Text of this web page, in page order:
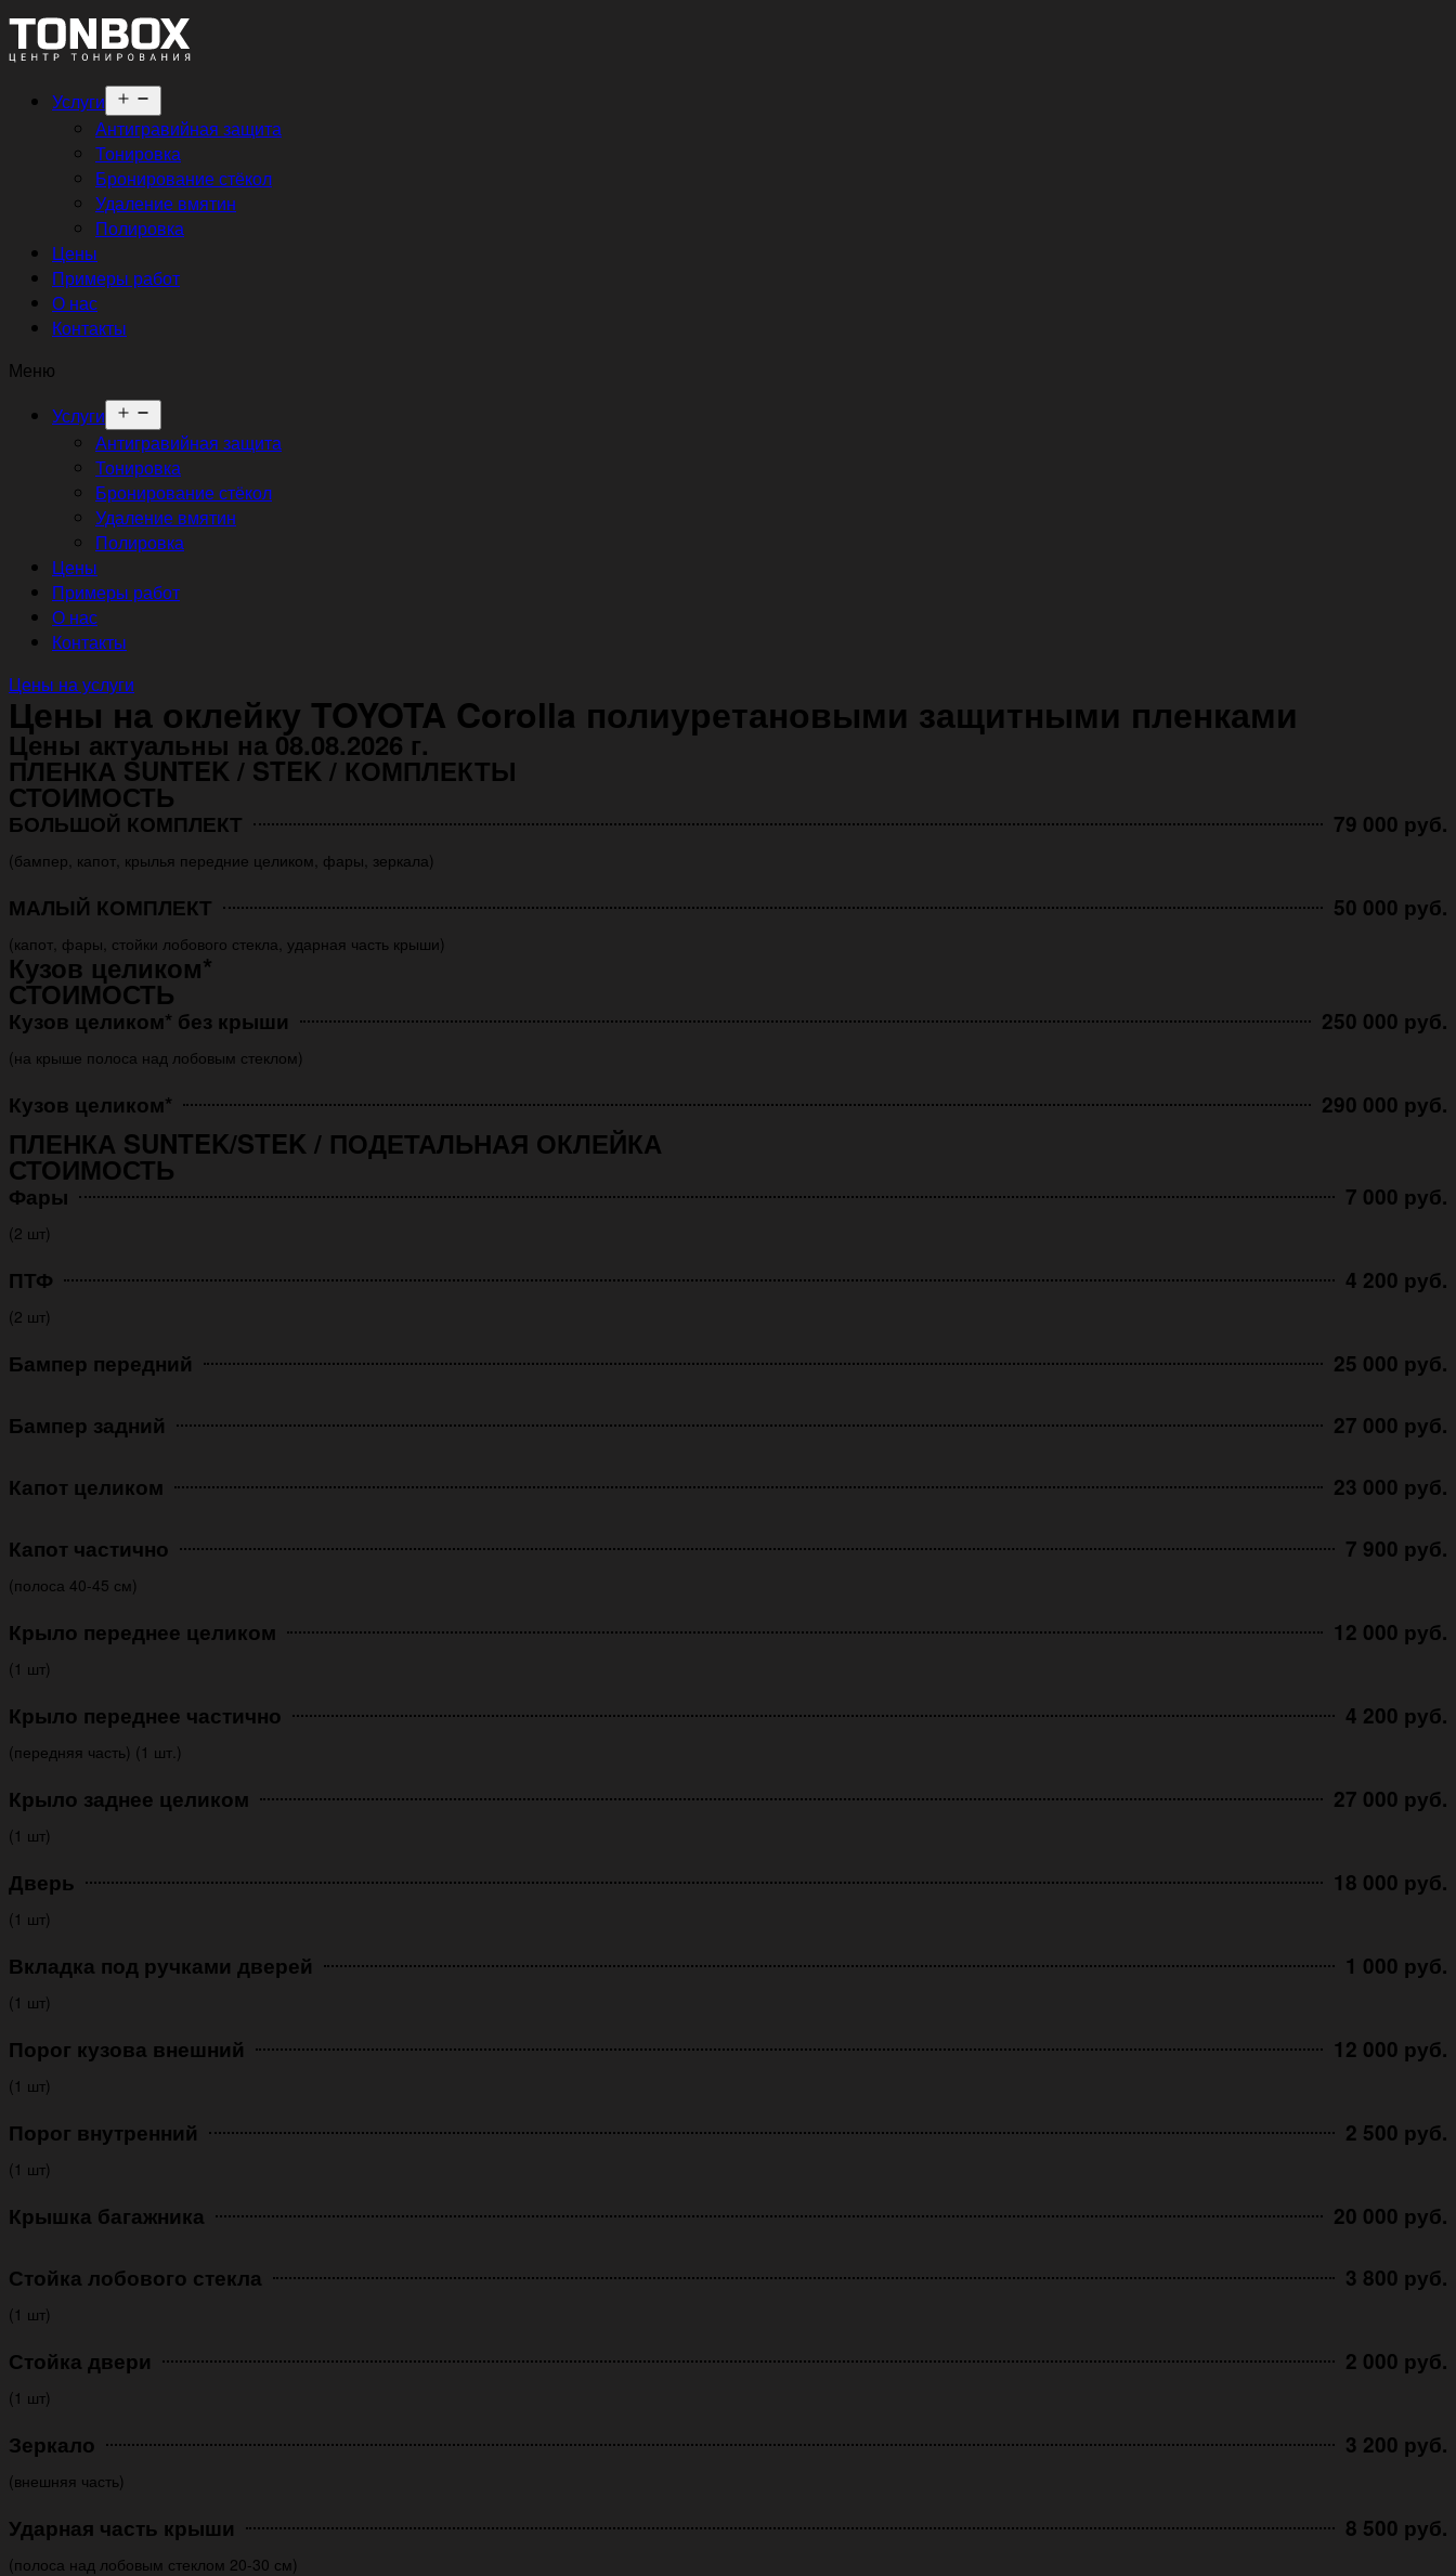
Услуги
меню
Антигравийная защита
Тонировка
Бронирование стёкол
Удаление вмятин
Полировка
Цены
Примеры работ
О нас
Контакты
Меню
Услуги
меню
Антигравийная защита
Тонировка
Бронирование стёкол
Удаление вмятин
Полировка
Цены
Примеры работ
О нас
Контакты
Цены на услуги
Цены на оклейку TOYOTA Corolla полиуретановыми защитными пленками
Цены актуальны на 08.08.2026 г.
ПЛЕНКА SUNTEK / STEK / КОМПЛЕКТЫ
СТОИМОСТЬ
БОЛЬШОЙ КОМПЛЕКТ 79 000 руб.
(бампер, капот, крылья передние целиком, фары, зеркала)
МАЛЫЙ КОМПЛЕКТ 50 000 руб.
(капот, фары, стойки лобового стекла, ударная часть крыши)
Кузов целиком*
СТОИМОСТЬ
Кузов целиком* без крыши 250 000 руб.
(на крыше полоса над лобовым стеклом)
Кузов целиком* 290 000 руб.
ПЛЕНКА SUNTEK/STEK / ПОДЕТАЛЬНАЯ ОКЛЕЙКА
СТОИМОСТЬ
Фары 7 000 руб.
(2 шт)
ПТФ 4 200 руб.
(2 шт)
Бампер передний 25 000 руб.
Бампер задний 27 000 руб.
Капот целиком 23 000 руб.
Капот частично 7 900 руб.
(полоса 40-45 см)
Крыло переднее целиком 12 000 руб.
(1 шт)
Крыло переднее частично 4 200 руб.
(передняя часть) (1 шт.)
Крыло заднее целиком 27 000 руб.
(1 шт)
Дверь 18 000 руб.
(1 шт)
Вкладка под ручками дверей 1 000 руб.
(1 шт)
Порог кузова внешний 12 000 руб.
(1 шт)
Порог внутренний 2 500 руб.
(1 шт)
Крышка багажника 20 000 руб.
Стойка лобового стекла 3 800 руб.
(1 шт)
Стойка двери 2 000 руб.
(1 шт)
Зеркало 3 200 руб.
(внешняя часть)
Ударная часть крыши 8 500 руб.
(полоса над лобовым стеклом 20-30 см)